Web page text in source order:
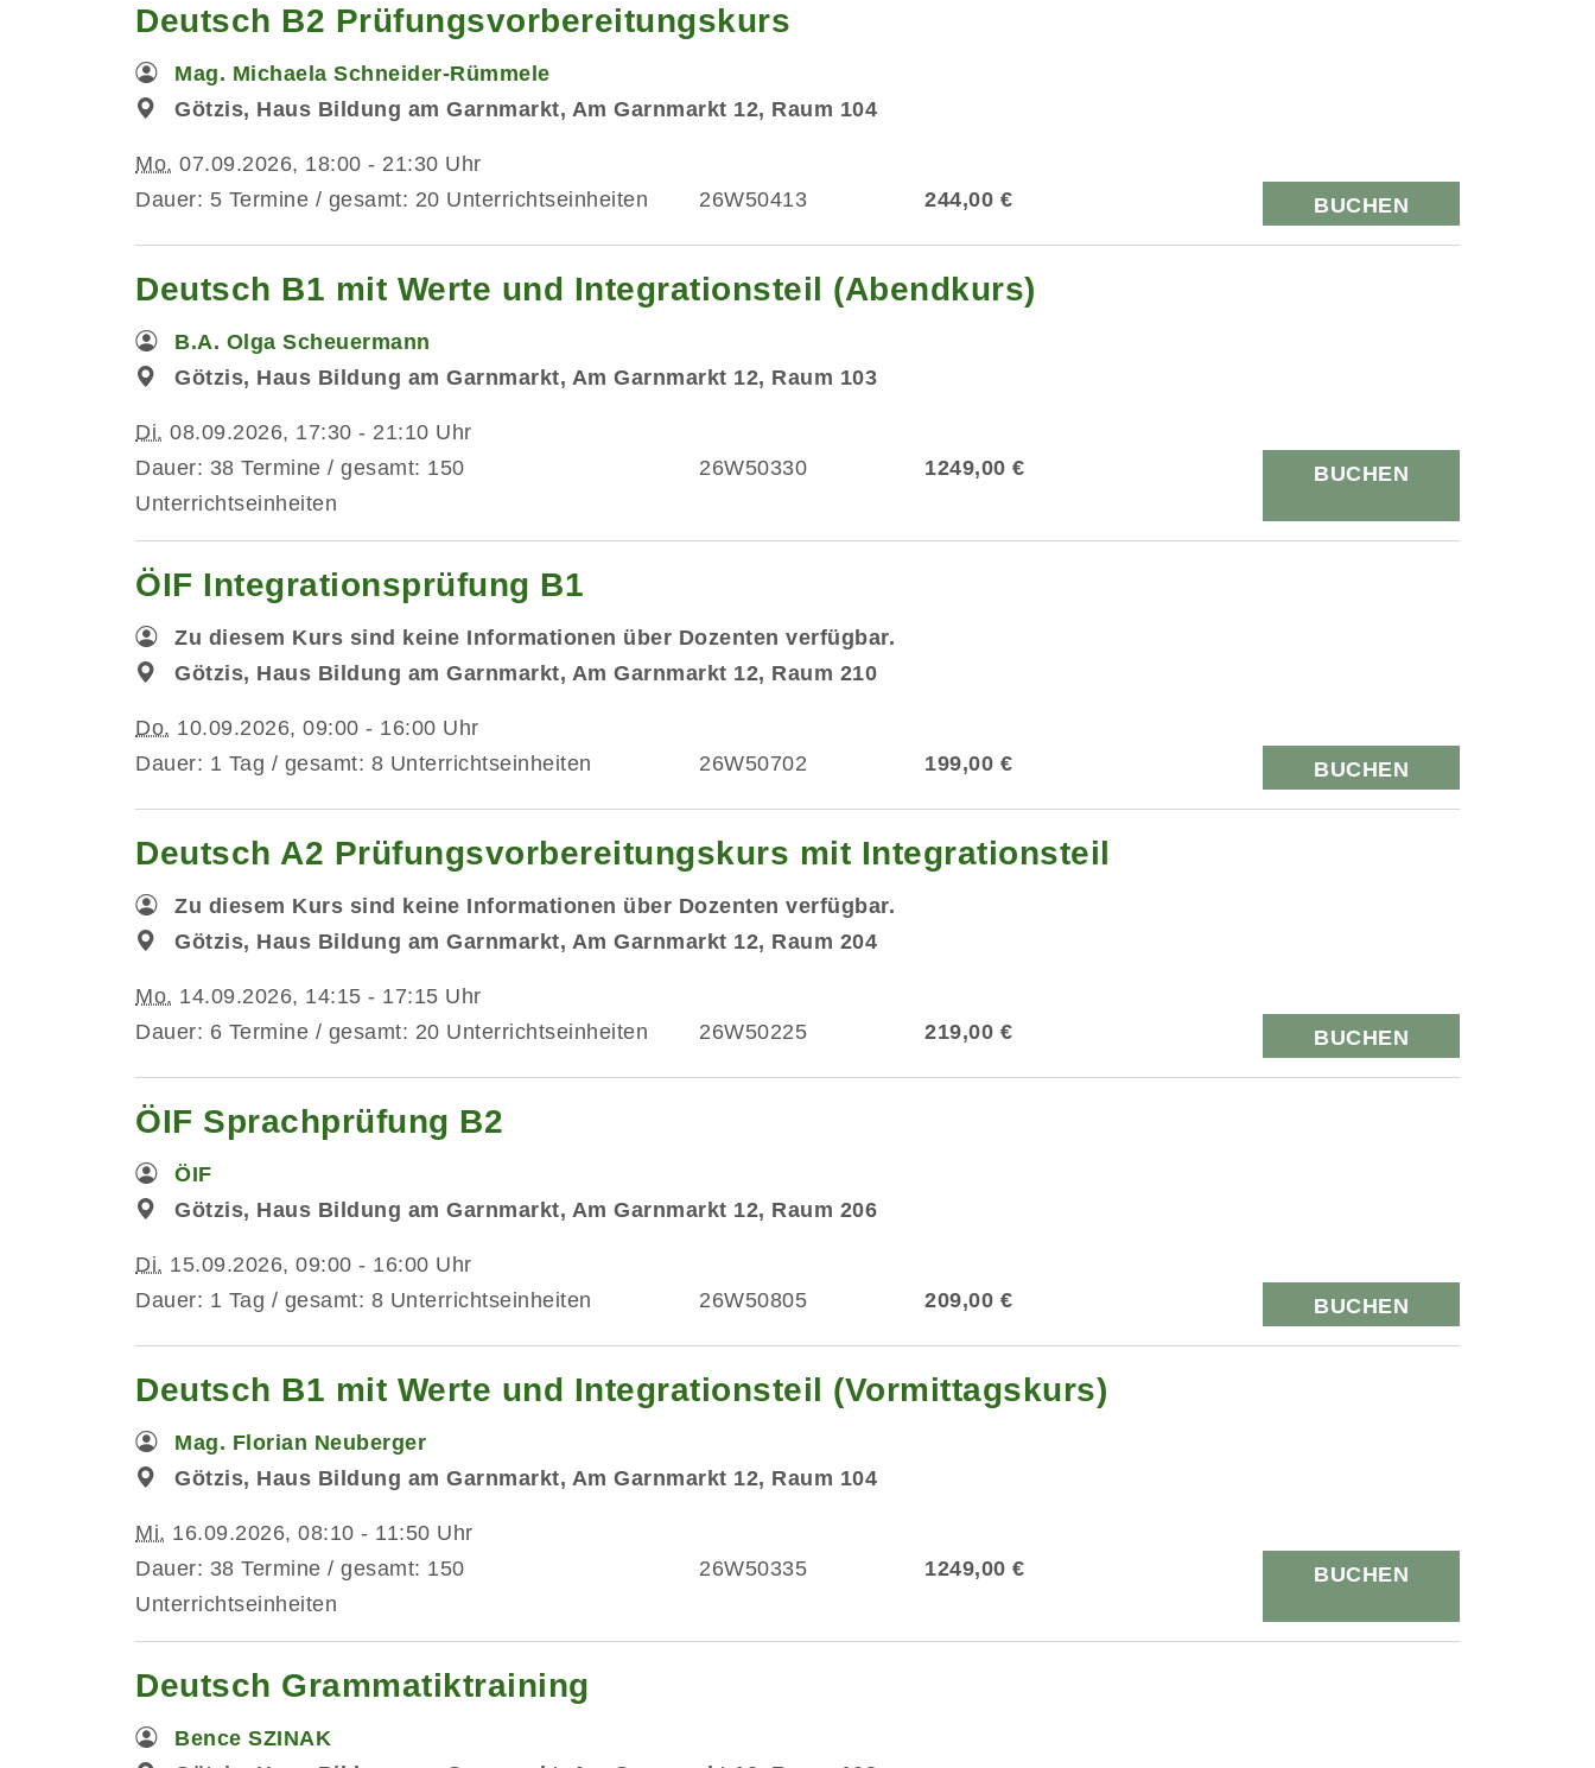
Deutsch B2 Prüfungsvorbereitungskurs
Mag. Michaela Schneider-Rümmele
Götzis, Haus Bildung am Garnmarkt, Am Garnmarkt 12, Raum 104
Mo. 07.09.2026, 18:00 - 21:30 Uhr
Dauer: 5 Termine / gesamt: 20 Unterrichtseinheiten
26W50413 244,00 € BUCHEN
Deutsch B1 mit Werte und Integrationsteil (Abendkurs)
B.A. Olga Scheuermann
Götzis, Haus Bildung am Garnmarkt, Am Garnmarkt 12, Raum 103
Di. 08.09.2026, 17:30 - 21:10 Uhr
Dauer: 38 Termine / gesamt: 150
Unterrichtseinheiten
26W50330 1249,00 € BUCHEN
ÖIF Integrationsprüfung B1
Zu diesem Kurs sind keine Informationen über Dozenten verfügbar.
Götzis, Haus Bildung am Garnmarkt, Am Garnmarkt 12, Raum 210
Do. 10.09.2026, 09:00 - 16:00 Uhr
Dauer: 1 Tag / gesamt: 8 Unterrichtseinheiten
26W50702 199,00 € BUCHEN
Deutsch A2 Prüfungsvorbereitungskurs mit Integrationsteil
Zu diesem Kurs sind keine Informationen über Dozenten verfügbar.
Götzis, Haus Bildung am Garnmarkt, Am Garnmarkt 12, Raum 204
Mo. 14.09.2026, 14:15 - 17:15 Uhr
Dauer: 6 Termine / gesamt: 20 Unterrichtseinheiten
26W50225 219,00 € BUCHEN
ÖIF Sprachprüfung B2
ÖIF
Götzis, Haus Bildung am Garnmarkt, Am Garnmarkt 12, Raum 206
Di. 15.09.2026, 09:00 - 16:00 Uhr
Dauer: 1 Tag / gesamt: 8 Unterrichtseinheiten
26W50805 209,00 € BUCHEN
Deutsch B1 mit Werte und Integrationsteil (Vormittagskurs)
Mag. Florian Neuberger
Götzis, Haus Bildung am Garnmarkt, Am Garnmarkt 12, Raum 104
Mi. 16.09.2026, 08:10 - 11:50 Uhr
Dauer: 38 Termine / gesamt: 150
Unterrichtseinheiten
26W50335 1249,00 € BUCHEN
Deutsch Grammatiktraining
Bence SZINAK